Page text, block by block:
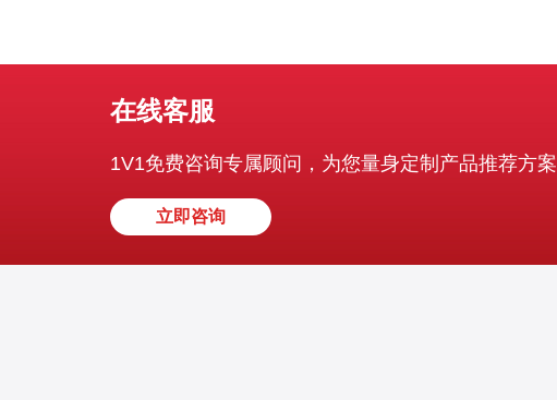
在线客服
1V1免费咨询专属顾问，为您量身定制产品推荐方案
立即咨询